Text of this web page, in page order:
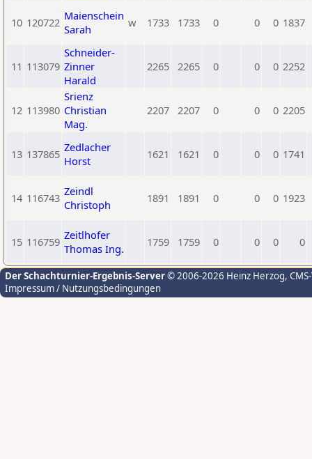
10 120722 Maienschein
Sarah
w 1733 1733 0 0 0 1837
11 113079
Schneider-
Zinner
Harald
2265 2265 0 0 0 2252
12 113980
Srienz
Christian
Mag.
2207 2207 0 0 0 2205
13 137865 Zedlacher
Horst
1621 1621 0 0 0 1741
14 116743 Zeindl
Christoph
1891 1891 0 0 0 1923
15 116759 Zeitlhofer
Thomas Ing.
1759 1759 0 0 0 0
Der Schachturnier-Ergebnis-Server© 2006-2026 Heinz Herzog,
Impressum / Nutzungsbedingungen